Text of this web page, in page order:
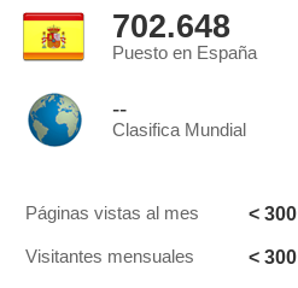
702.648
Puesto en España
--
Clasifica Mundial
Páginas vistas al mes < 300
Visitantes mensuales < 300